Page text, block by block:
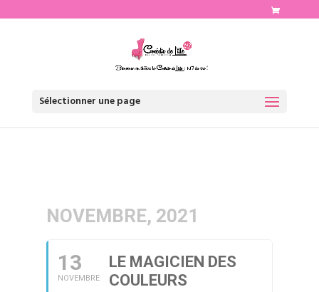
Sélectionner une page
NOVEMBRE, 2021
13
NOVEMBRE
LE MAGICIEN DES
COULEURS